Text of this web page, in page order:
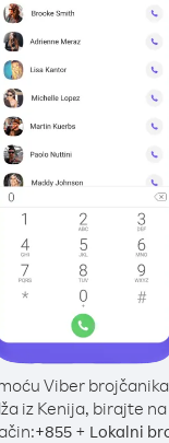
Viber
iz Kenija, birajte
+855 + Lokalni